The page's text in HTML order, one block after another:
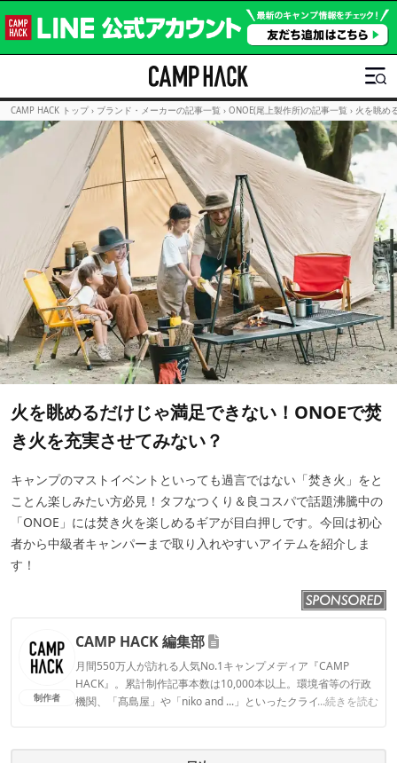
CAMP HACK トップ › ブランド・メーカーの記事一覧 › ONOE(尾上製作所)の記事一覧 › 火を眺め
火を眺めるだけじゃ満足できない！ONOEで焚
き火を充実させてみない？
キャンプのマストイベントといっても過言ではない「焚き火」をと
ことん楽しみたい方必見！タフなつくり＆良コスパで話題沸騰中の
「ONOE」には焚き火を楽しめるギアが目白押しです。今回は初心
者から中級者キャンパーまで取り入れやすいアイテムを紹介しま
す！
制作者
CAMP HACK 編集部
月間550万人が訪れる人気No.1キャンプメディア『CAMP
HACK』。累計制作記事本数は10,000本以上。環境省等の行政
機関、「髙島屋」や「niko and ...」といったクライアントとの
...続きを読む
CAMP HACK 編集部のプロフィール